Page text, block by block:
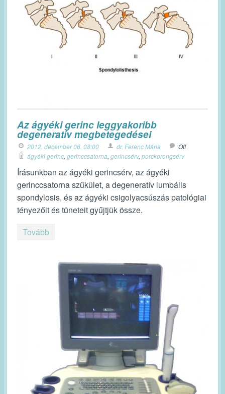
Az ágyéki gerinc leggyakoribb
degeneratív megbetegedései
2012. december 06. 08:00 dr. Ferenc Mária
Off
ágyéki gerinc, gerinccsatorna, gerincsérv, porckorongsérv
Írásunkban az ágyéki gerincsérv, az ágyéki
gerinccsatorna szűkület, a degeneratív lumbális
spondylosis, és az ágyéki csigolyacsúszás patológiai
tényezőit és tüneteit gyűjtjük össze.
Tovább